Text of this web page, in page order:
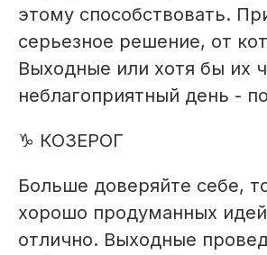
этому способствовать.
серьезное решение, от
Выходные или хотя бы их
неблагоприятный день -
♑ КОЗЕРОГ
Больше доверяйте себе,
хорошо продуманных
отлично. Выходные